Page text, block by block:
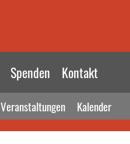
Spenden Kontakt
Veranstaltungen Kalender